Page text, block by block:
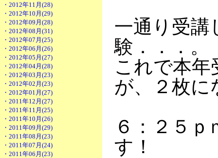
・2012年11月(28)
・2012年10月(29)
・2012年09月(28)
・2012年08月(31)
・2012年07月(25)
・2012年06月(26)
・2012年05月(27)
・2012年04月(28)
・2012年03月(23)
・2012年02月(23)
・2012年01月(27)
・2011年12月(27)
・2011年11月(25)
・2011年10月(26)
・2011年09月(29)
・2011年08月(23)
・2011年07月(24)
・2011年06月(23)
一通り受講
験．．．。
これで本
が、２枚に
６：２５
す！